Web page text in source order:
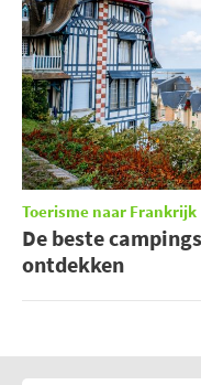
Toerisme naar Frankrijk
De beste
ontdekken